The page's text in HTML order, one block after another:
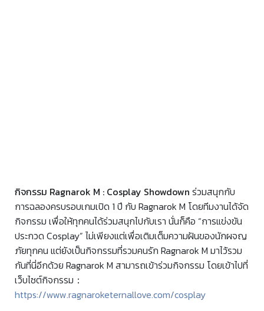
กิจกรรม Ragnarok M : Cosplay Showdown ร่วมสนุกกับ
การฉลองครบรอบเกมเปิด 1 ปี กับ Ragnarok M โดยทีมงานได้จัด
กิจกรรม เพื่อให้ทุกคนได้ร่วมสนุกไปกับเรา นั่นก็คือ “การแข่งขัน
ประกวด Cosplay” ไม่เพียงแต่เพื่อเติมเต็มความฝันของนักผจญ
ภัยทุกคน แต่ยังเป็นกิจกรรมที่รวมคนรัก Ragnarok M มาไว้รวม
กันที่นี่อีกด้วย Ragnarok M สามารถเข้าร่วมกิจกรรม โดยเข้าไปที่
เว็บไซต์กิจกรรม：
https://www.ragnaroketernallove.com/cosplay